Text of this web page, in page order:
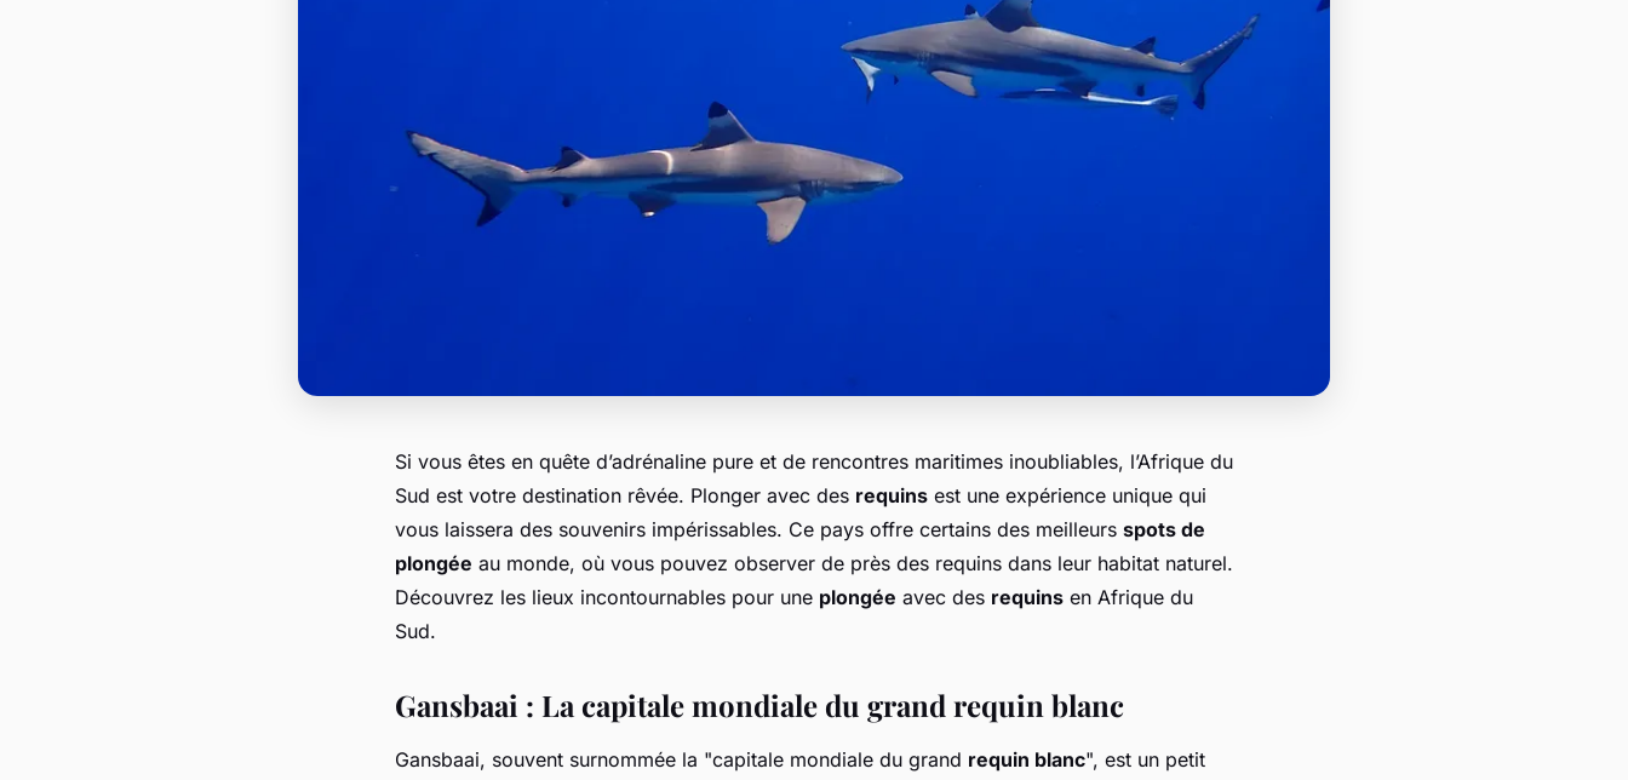
Si vous êtes en quête d’adrénaline pure et de rencontres maritimes inoubliables, l’Afrique du
Sud est votre destination rêvée. Plonger avec des requins est une expérience unique qui
vous laissera des souvenirs impérissables. Ce pays offre certains des meilleurs spots de
plongée au monde, où vous pouvez observer de près des requins dans leur habitat naturel.
Découvrez les lieux incontournables pour une plongée avec des requins en Afrique du
Sud.
Gansbaai : La capitale mondiale du grand requin blanc
Gansbaai, souvent surnommée la "capitale mondiale du grand requin blanc", est un petit